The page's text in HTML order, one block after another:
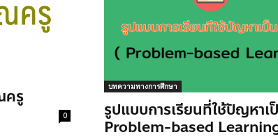
ครู
0
บทความทางการศึกษา
รูปแบบการเรียนที่ใช้ปัญหา
Problem-based